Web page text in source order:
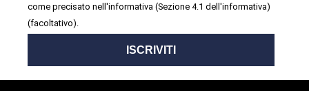
come precisato nell'informativa (Sezione 4.1 dell'informativa)
(facoltativo).
ISCRIVITI